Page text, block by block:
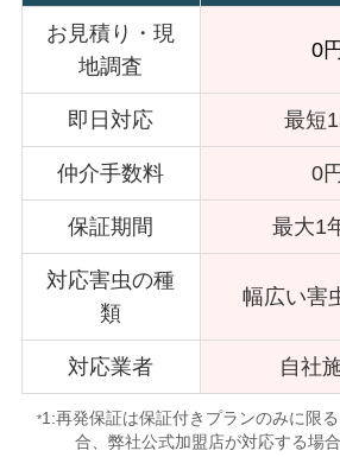
お見積り・現
地調査
0
即日対応 最短
仲介手数料 0
保証期間 最大1
対応害虫の種
類
幅広い害
対応業者 自社
*1:再発保証は保証付きプランのみに限
合、弊社公式加盟店が対応する場